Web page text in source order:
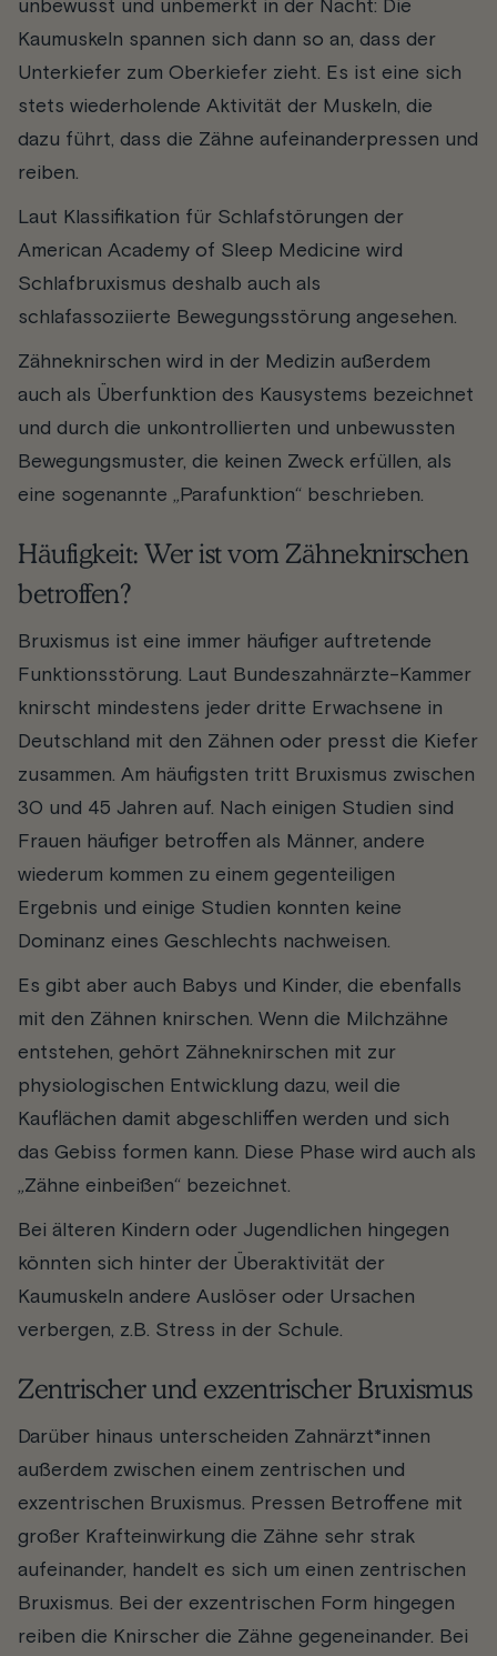
unbewusst und unbemerkt in der Nacht: Die
Kaumuskeln spannen sich dann so an, dass der
Unterkiefer zum Oberkiefer zieht. Es ist eine sich
stets wiederholende Aktivität der Muskeln, die
dazu führt, dass die Zähne aufeinanderpressen und
reiben.
Laut Klassifikation für Schlafstörungen der
American Academy of Sleep Medicine wird
Schlafbruxismus deshalb auch als
schlafassoziierte Bewegungsstörung angesehen.
Zähneknirschen wird in der Medizin außerdem
auch als Überfunktion des Kausystems bezeichnet
und durch die unkontrollierten und unbewussten
Bewegungsmuster, die keinen Zweck erfüllen, als
eine sogenannte „Parafunktion“ beschrieben.
Häufigkeit: Wer ist vom Zähneknirschen
betroffen?
Bruxismus ist eine immer häufiger auftretende
Funktionsstörung. Laut Bundeszahnärzte-Kammer
knirscht mindestens jeder dritte Erwachsene in
Deutschland mit den Zähnen oder presst die Kiefer
zusammen. Am häufigsten tritt Bruxismus zwischen
30 und 45 Jahren auf. Nach einigen Studien sind
Frauen häufiger betroffen als Männer, andere
wiederum kommen zu einem gegenteiligen
Ergebnis und einige Studien konnten keine
Dominanz eines Geschlechts nachweisen.
Es gibt aber auch Babys und Kinder, die ebenfalls
mit den Zähnen knirschen. Wenn die Milchzähne
entstehen, gehört Zähneknirschen mit zur
physiologischen Entwicklung dazu, weil die
Kauflächen damit abgeschliffen werden und sich
das Gebiss formen kann. Diese Phase wird auch als
„Zähne einbeißen“ bezeichnet.
Bei älteren Kindern oder Jugendlichen hingegen
könnten sich hinter der Überaktivität der
Kaumuskeln andere Auslöser oder Ursachen
verbergen, z.B. Stress in der Schule.
Zentrischer und exzentrischer Bruxismus
Darüber hinaus unterscheiden Zahnärzt*innen
außerdem zwischen einem zentrischen und
exzentrischen Bruxismus. Pressen Betroffene mit
großer Krafteinwirkung die Zähne sehr strak
aufeinander, handelt es sich um einen zentrischen
Bruxismus. Bei der exzentrischen Form hingegen
reiben die Knirscher die Zähne gegeneinander. Bei